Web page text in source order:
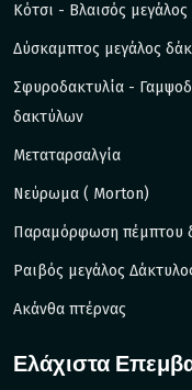
Kότσι - Βλαισός
Δύσκαμπτος μεγάλος
Σφυροδακτυλία -
δακτύλων
Μεταταρσαλγία
Νεύρωμα ( Morton)
Παραμόρφωση πέμπτου
Ραιβός μεγάλος
Ακάνθα πτέρνας
Ελάχιστα